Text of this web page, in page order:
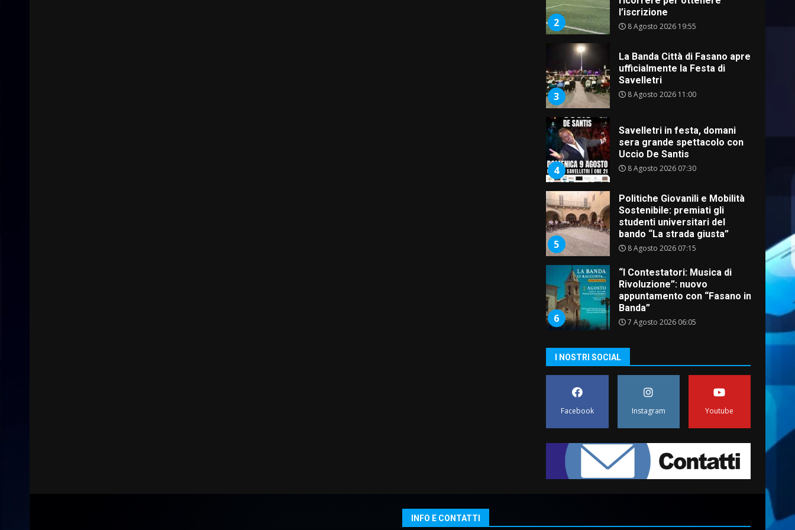
2
l’iscrizione
8 Agosto 2026 19:55
3
La Banda Città di Fasano apre
ufficialmente la Festa di
Savelletri
8 Agosto 2026 11:00
4
Savelletri in festa, domani
sera grande spettacolo con
Uccio De Santis
8 Agosto 2026 07:30
5
Politiche Giovanili e Mobilità
Sostenibile: premiati gli
studenti universitari del
bando “La strada giusta”
8 Agosto 2026 07:15
6
“I Contestatori: Musica di
Rivoluzione”: nuovo
appuntamento con “Fasano in
Banda”
7 Agosto 2026 06:05
US Fasano, Scianaro:
“Profonda amarezza per
7 Agosto 2026 06:00
Grande successo per la
Savelletri
9 Agosto 2026 07:32
I NOSTRI SOCIAL
Facebook Instagram Youtube
INFO E CONTATTI